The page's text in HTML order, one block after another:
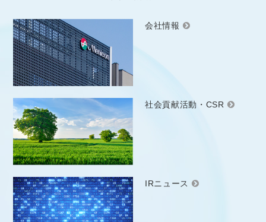
会社情報
社会貢献活動・CSR
IRニュース